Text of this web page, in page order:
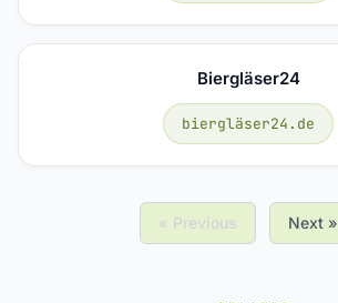
Biergläser24
biergläser24.de
« Previous Next »